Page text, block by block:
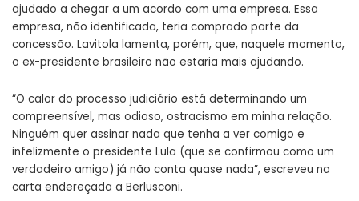
ajudado a chegar a um acordo com uma empresa. Essa
empresa, não identificada, teria comprado parte da
concessão. Lavitola lamenta, porém, que, naquele momento,
o ex-presidente brasileiro não estaria mais ajudando.
“O calor do processo judiciário está determinando um
compreensível, mas odioso, ostracismo em minha relação.
Ninguém quer assinar nada que tenha a ver comigo e
infelizmente o presidente Lula (que se confirmou como um
verdadeiro amigo) já não conta quase nada”, escreveu na
carta endereçada a Berlusconi.